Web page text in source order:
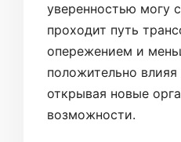
уверенностью могу
проходит путь
опережением и
положительно влияя
открывая новые
возможности.